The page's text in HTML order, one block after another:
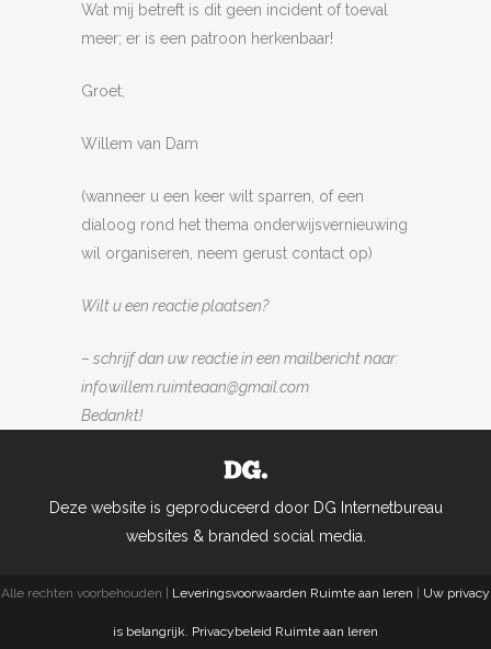
Wat mij betreft is dit geen incident of toeval
meer; er is een patroon herkenbaar!
Groet,
Willem van Dam
(wanneer u een keer wilt sparren, of een
dialoog rond het thema onderwijsvernieuwing
wil organiseren, neem gerust contact op)
Wilt u een reactie plaatsen?
– schrijf dan uw reactie in een mailbericht naar:
info.willem.ruimteaan@gmail.com
Bedankt!
Deze website is geproduceerd door DG Internetbureau
websites & branded social media.
Alle rechten voorbehouden | Leveringsvoorwaarden Ruimte aan leren Uw privacy
is belangrijk. Privacybeleid Ruimte aan leren